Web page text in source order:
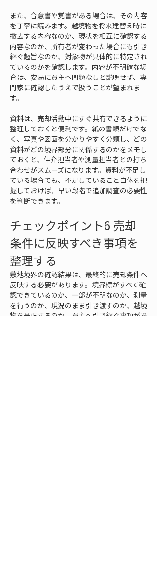
また、合意書や覚書がある場合は、その内容
を丁寧に読みます。越境物を将来建替え時に
撤去する内容なのか、現状を相互に確認する
内容なのか、所有者が変わった場合にも引き
継ぐ趣旨なのか、対象物が具体的に特定され
ているのかを確認します。内容が不明確な場
合は、安易に買主へ問題なしと説明せず、専
門家に確認したうえで扱うことが望まれま
す。
資料は、売却活動中にすぐ共有できるように
整理しておくと便利です。紙の書類だけでな
く、写真や図面を分かりやすく分類し、どの
資料がどの境界部分に関係するのかをメモし
ておくと、仲介担当者や測量担当者との打ち
合わせがスムーズになります。資料が不足し
ている場合でも、不足していること自体を把
握しておけば、早い段階で追加調査の必要性
を判断できます。
チェックポイント6 売却
条件に反映すべき事項を
整理する
敷地境界の確認結果は、最終的に売却条件へ
反映する必要があります。境界標がすべて確
認できているのか、一部が不明なのか、測量
を行うのか、現況のまま引き渡すのか、越境
物を是正するのか、買主へ引き継ぐ事項があ